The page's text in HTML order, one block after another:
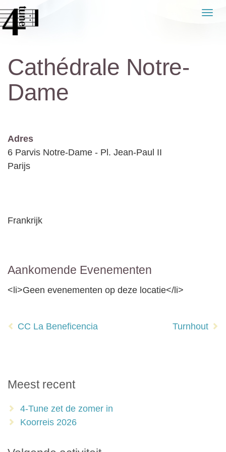
Naar
de
inhoud
Cathédrale Notre-
Dame
Adres
6 Parvis Notre-Dame - Pl. Jean-Paul II
Parijs
Frankrijk
Aankomende Evenementen
<li>Geen evenementen op deze locatie</li>
navigatie
CC La Beneficencia Turnhout
Meest recent
4-Tune zet de zomer in
Koorreis 2026